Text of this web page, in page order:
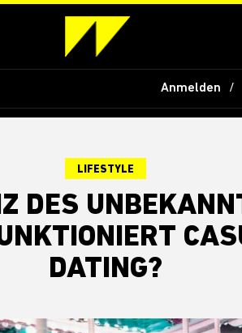
Anmelden
LIFESTYLE
DES
DATING?